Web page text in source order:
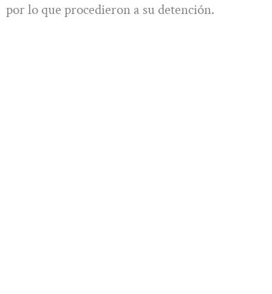
por lo que procedieron a su detención.